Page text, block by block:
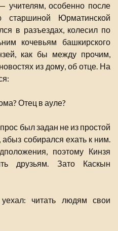
учителям, особенно после
старшиной Юрматинской
в разъездах, колесил по
кочевьям башкирского
как бы между прочим,
из дому, об отце. На
Отец в ауле?
был задан не из простой
собирался ехать к ним.
поэтому Кинзя
друзьям. Зато Каскын
читать людям свои